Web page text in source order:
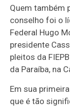
Quem também
conselho foi o
Federal Hugo
presidente
pleitos da
da Paraíba, na
Em sua
que é tão